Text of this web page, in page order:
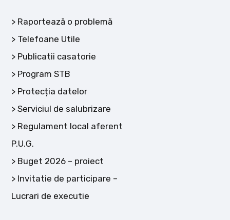
Raportează o problemă
Telefoane Utile
Publicatii casatorie
Program STB
Protecția datelor
Serviciul de salubrizare
Regulament local aferent
P.U.G.
Buget 2026 – proiect
Invitatie de participare –
Lucrari de executie